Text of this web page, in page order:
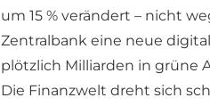
um 15 % verändert – nicht
Zentralbank eine neue
plötzlich Milliarden in grüne
Die Finanzwelt dreht sich